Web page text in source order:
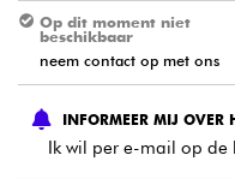
Viool & Quatuor
Kinderen
Op dit moment niet
beschikbaar
neem contact op met ons
INFORMEER MIJ
Ik wil per e-mail op de